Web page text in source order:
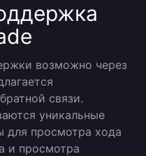
возможно через
связи.
уникальные
для просмотра хода
и просмотра